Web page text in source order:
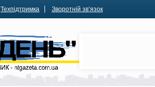
Техпідтримка Зворотній зв’язок